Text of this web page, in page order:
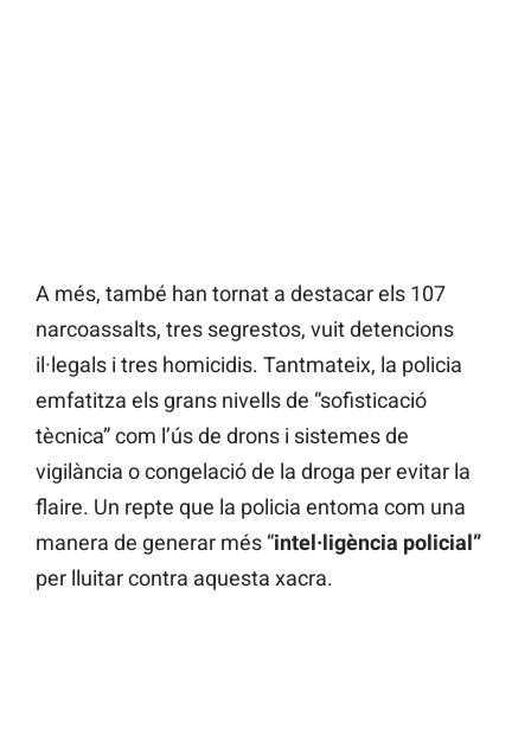
A més, també han tornat a destacar els 107
narcoassalts, tres segrestos, vuit detencions
il·legals i tres homicidis. Tantmateix, la policia
emfatitza els grans nivells de “sofisticació
tècnica” com l’ús de drons i sistemes de
vigilància o congelació de la droga per evitar la
flaire. Un repte que la policia entoma com una
manera de generar més “intel·ligència policial”
per lluitar contra aquesta xacra.